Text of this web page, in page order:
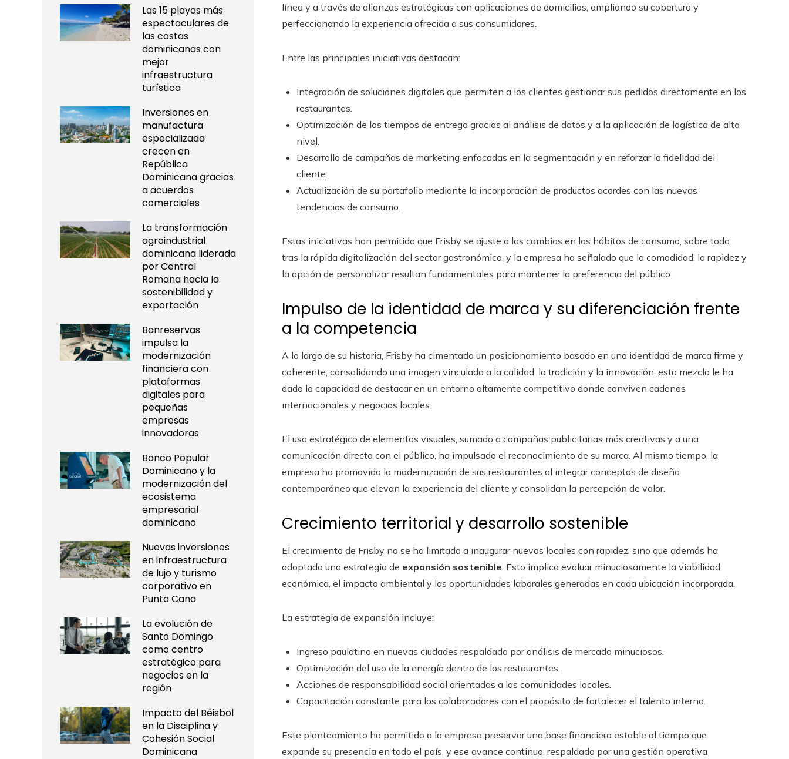
línea y a través de alianzas estratégicas con aplicaciones de domicilios, ampliando su cobertura y
perfeccionando la experiencia ofrecida a sus consumidores.
Entre las principales iniciativas destacan:
Integración de soluciones digitales que permiten a los clientes gestionar sus pedidos directamente en los
restaurantes.
Optimización de los tiempos de entrega gracias al análisis de datos y a la aplicación de logística de alto
nivel.
Desarrollo de campañas de marketing enfocadas en la segmentación y en reforzar la fidelidad del
cliente.
Actualización de su portafolio mediante la incorporación de productos acordes con las nuevas
tendencias de consumo.
Estas iniciativas han permitido que Frisby se ajuste a los cambios en los hábitos de consumo, sobre todo
tras la rápida digitalización del sector gastronómico, y la empresa ha señalado que la comodidad, la rapidez y
la opción de personalizar resultan fundamentales para mantener la preferencia del público.
Impulso de la identidad de marca y su diferenciación frente
a la competencia
A lo largo de su historia, Frisby ha cimentado un posicionamiento basado en una identidad de marca firme y
coherente, consolidando una imagen vinculada a la calidad, la tradición y la innovación; esta mezcla le ha
dado la capacidad de destacar en un entorno altamente competitivo donde conviven cadenas
internacionales y negocios locales.
El uso estratégico de elementos visuales, sumado a campañas publicitarias más creativas y a una
comunicación directa con el público, ha impulsado el reconocimiento de su marca. Al mismo tiempo, la
empresa ha promovido la modernización de sus restaurantes al integrar conceptos de diseño
contemporáneo que elevan la experiencia del cliente y consolidan la percepción de valor.
Crecimiento territorial y desarrollo sostenible
El crecimiento de Frisby no se ha limitado a inaugurar nuevos locales con rapidez, sino que además ha
adoptado una estrategia de expansión sostenible . Esto implica evaluar minuciosamente la viabilidad
económica, el impacto ambiental y las oportunidades laborales generadas en cada ubicación incorporada.
La estrategia de expansión incluye:
Ingreso paulatino en nuevas ciudades respaldado por análisis de mercado minuciosos.
Optimización del uso de la energía dentro de los restaurantes.
Acciones de responsabilidad social orientadas a las comunidades locales.
Capacitación constante para los colaboradores con el propósito de fortalecer el talento interno.
Este planteamiento ha permitido a la empresa preservar una base financiera estable al tiempo que
expande su presencia en todo el país, y ese avance continuo, respaldado por una gestión operativa
Las 15 playas más
espectaculares de
las costas
dominicanas con
mejor
infraestructura
turística
Inversiones en
manufactura
especializada
crecen en
República
Dominicana gracias
a acuerdos
comerciales
La transformación
agroindustrial
dominicana liderada
por Central
Romana hacia la
sostenibilidad y
exportación
Banreservas
impulsa la
modernización
financiera con
plataformas
digitales para
pequeñas
empresas
innovadoras
Banco Popular
Dominicano y la
modernización del
ecosistema
empresarial
dominicano
Nuevas inversiones
en infraestructura
de lujo y turismo
corporativo en
Punta Cana
La evolución de
Santo Domingo
como centro
estratégico para
negocios en la
región
Impacto del Béisbol
en la Disciplina y
Cohesión Social
Dominicana